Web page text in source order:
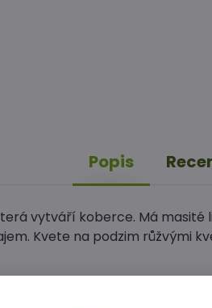
Popis
vytváří koberce. Má masité
Kvete na podzim růžvými